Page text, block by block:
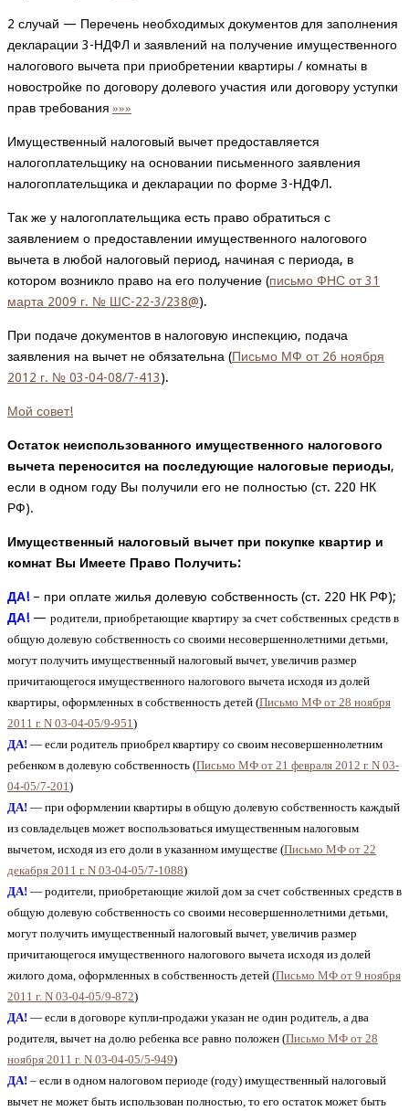
2 случай — Перечень необходимых документов для заполнения
декларации 3-НДФЛ и заявлений на получение имущественного
налогового вычета при приобретении квартиры / комнаты в
новостройке по договору долевого участия или договору уступки
прав требования »»»
Имущественный налоговый вычет предоставляется
налогоплательщику на основании письменного заявления
налогоплательщика и декларации по форме 3-НДФЛ.
Так же у налогоплательщика есть право обратиться с
заявлением о предоставлении имущественного налогового
вычета в любой налоговый период, начиная с периода, в
котором возникло право на его получение (письмо ФНС от 31
марта 2009 г. № ШС-22-3/238@).
При подаче документов в налоговую инспекцию, подача
заявления на вычет не обязательна (Письмо МФ от 26 ноября
2012 г. № 03-04-08/7-413).
Мой совет!
Остаток неиспользованного имущественного налогового
вычета переносится на последующие налоговые периоды,
если в одном году Вы получили его не полностью (ст. 220 НК
РФ).
Имущественный налоговый вычет при покупке квартир и
комнат Вы Имеете Право Получить:
ДА!– при оплате жилья долевую собственность (ст. 220 НК РФ);
ДА!— родители, приобретающие квартиру за счет собственных средств в
общую долевую собственность со своими несовершеннолетними детьми,
могут получить имущественный налоговый вычет, увеличив размер
причитающегося имущественного налогового вычета исходя из долей
квартиры, оформленных в собственность детей (Письмо МФ от 28 ноября
2011 г. N 03-04-05/9-951 )
ДА! — если родитель приобрел квартиру со своим несовершеннолетним
ребенком в долевую собственность (Письмо МФ от 21 февраля 2012 г. N 03-
04-05/7-201 )
ДА! — при оформлении квартиры в общую долевую собственность каждый
из совладельцев может воспользоваться имущественным налоговым
вычетом, исходя из его доли в указанном имуществе (Письмо МФ от 22
декабря 2011 г. N 03-04-05/7-1088)
ДА! — родители, приобретающие жилой дом за счет собственных средств в
общую долевую собственность со своими несовершеннолетними детьми,
могут получить имущественный налоговый вычет, увеличив размер
причитающегося имущественного налогового вычета исходя из долей
жилого дома, оформленных в собственность детей (Письмо МФ от 9 ноября
2011 г. N 03-04-05/9-872)
ДА! — если в договоре купли-продажи указан не один родитель, а два
родителя, вычет на долю ребенка все равно положен (Письмо МФ от 28
ноября 2011 г. N 03-04-05/5-949)
ДА! – если в одном налоговом периоде (году) имущественный налоговый
вычет не может быть использован полностью, то его остаток может быть